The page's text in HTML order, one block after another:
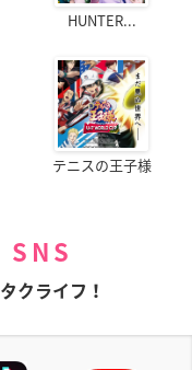
HUNTER...
テニスの王子様
クライフ！